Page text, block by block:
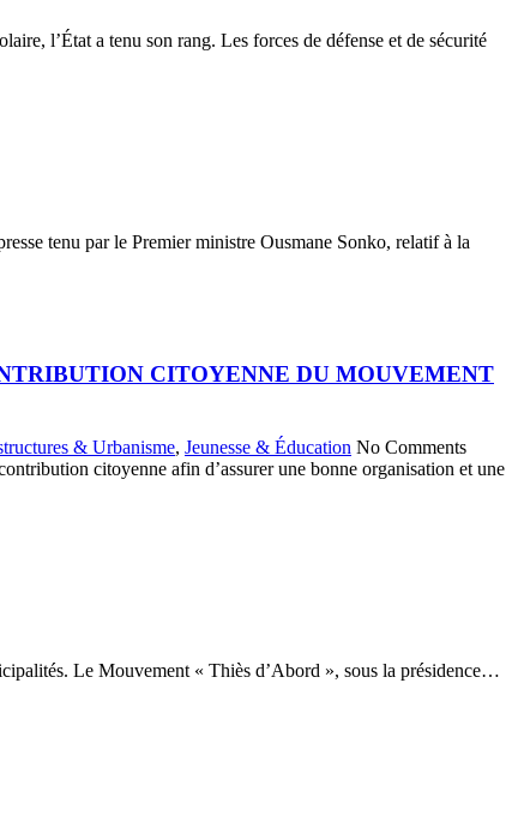
l’État a tenu son rang. Les forces de défense et de sécurité
tenu par le Premier ministre Ousmane Sonko, relatif à la
CITOYENNE DU MOUVEMENT
& Urbanisme, Jeunesse & Éducation No Comments
citoyenne afin d’assurer une bonne organisation et une
​Le Mouvement « Thiès d’Abord », sous la présidence…